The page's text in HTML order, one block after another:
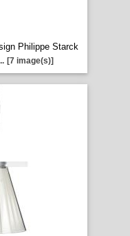
Philippe Starck
[7 image(s)]